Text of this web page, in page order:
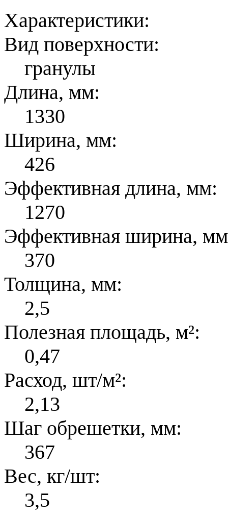
Характеристики:
Вид поверхности:
гранулы
Длина, мм:
1330
Ширина, мм:
426
Эффективная длина, мм:
1270
Эффективная ширина,
370
Толщина, мм:
2,5
Полезная площадь, м²:
0,47
Расход, шт/м²:
2,13
Шаг обрешетки, мм:
367
Вес, кг/шт:
3,5